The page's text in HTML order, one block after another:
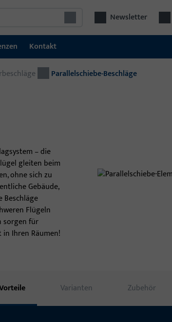
Newsletter
Fenstertechnik
RWA & Lüftungssysteme
Kontakt
Parallelschiebe-Beschläge
– die
gleiten beim
ohne sich zu
Gebäude,
Beschläge
Flügeln
sorgen für
Ihren Räumen!
Varianten Zubehör